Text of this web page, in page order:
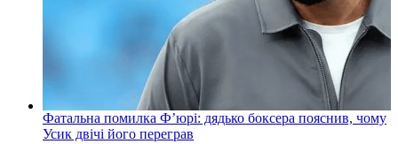
Фатальна помилка Ф’юрі: дядько боксера пояснив, чому
Усик двічі його переграв